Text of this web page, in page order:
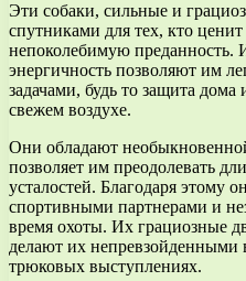
Эти собаки, сильные и
спутниками для тех, кто
непоколебимую преданность.
энергичность позволяют им
задачами, будь то защита
свежем воздухе.
Они обладают
позволяет им преодолевать
усталостей. Благодаря этому
спортивными партнерами и
время охоты. Их грациозные
делают их непревзойденными
трюковых выступлениях.